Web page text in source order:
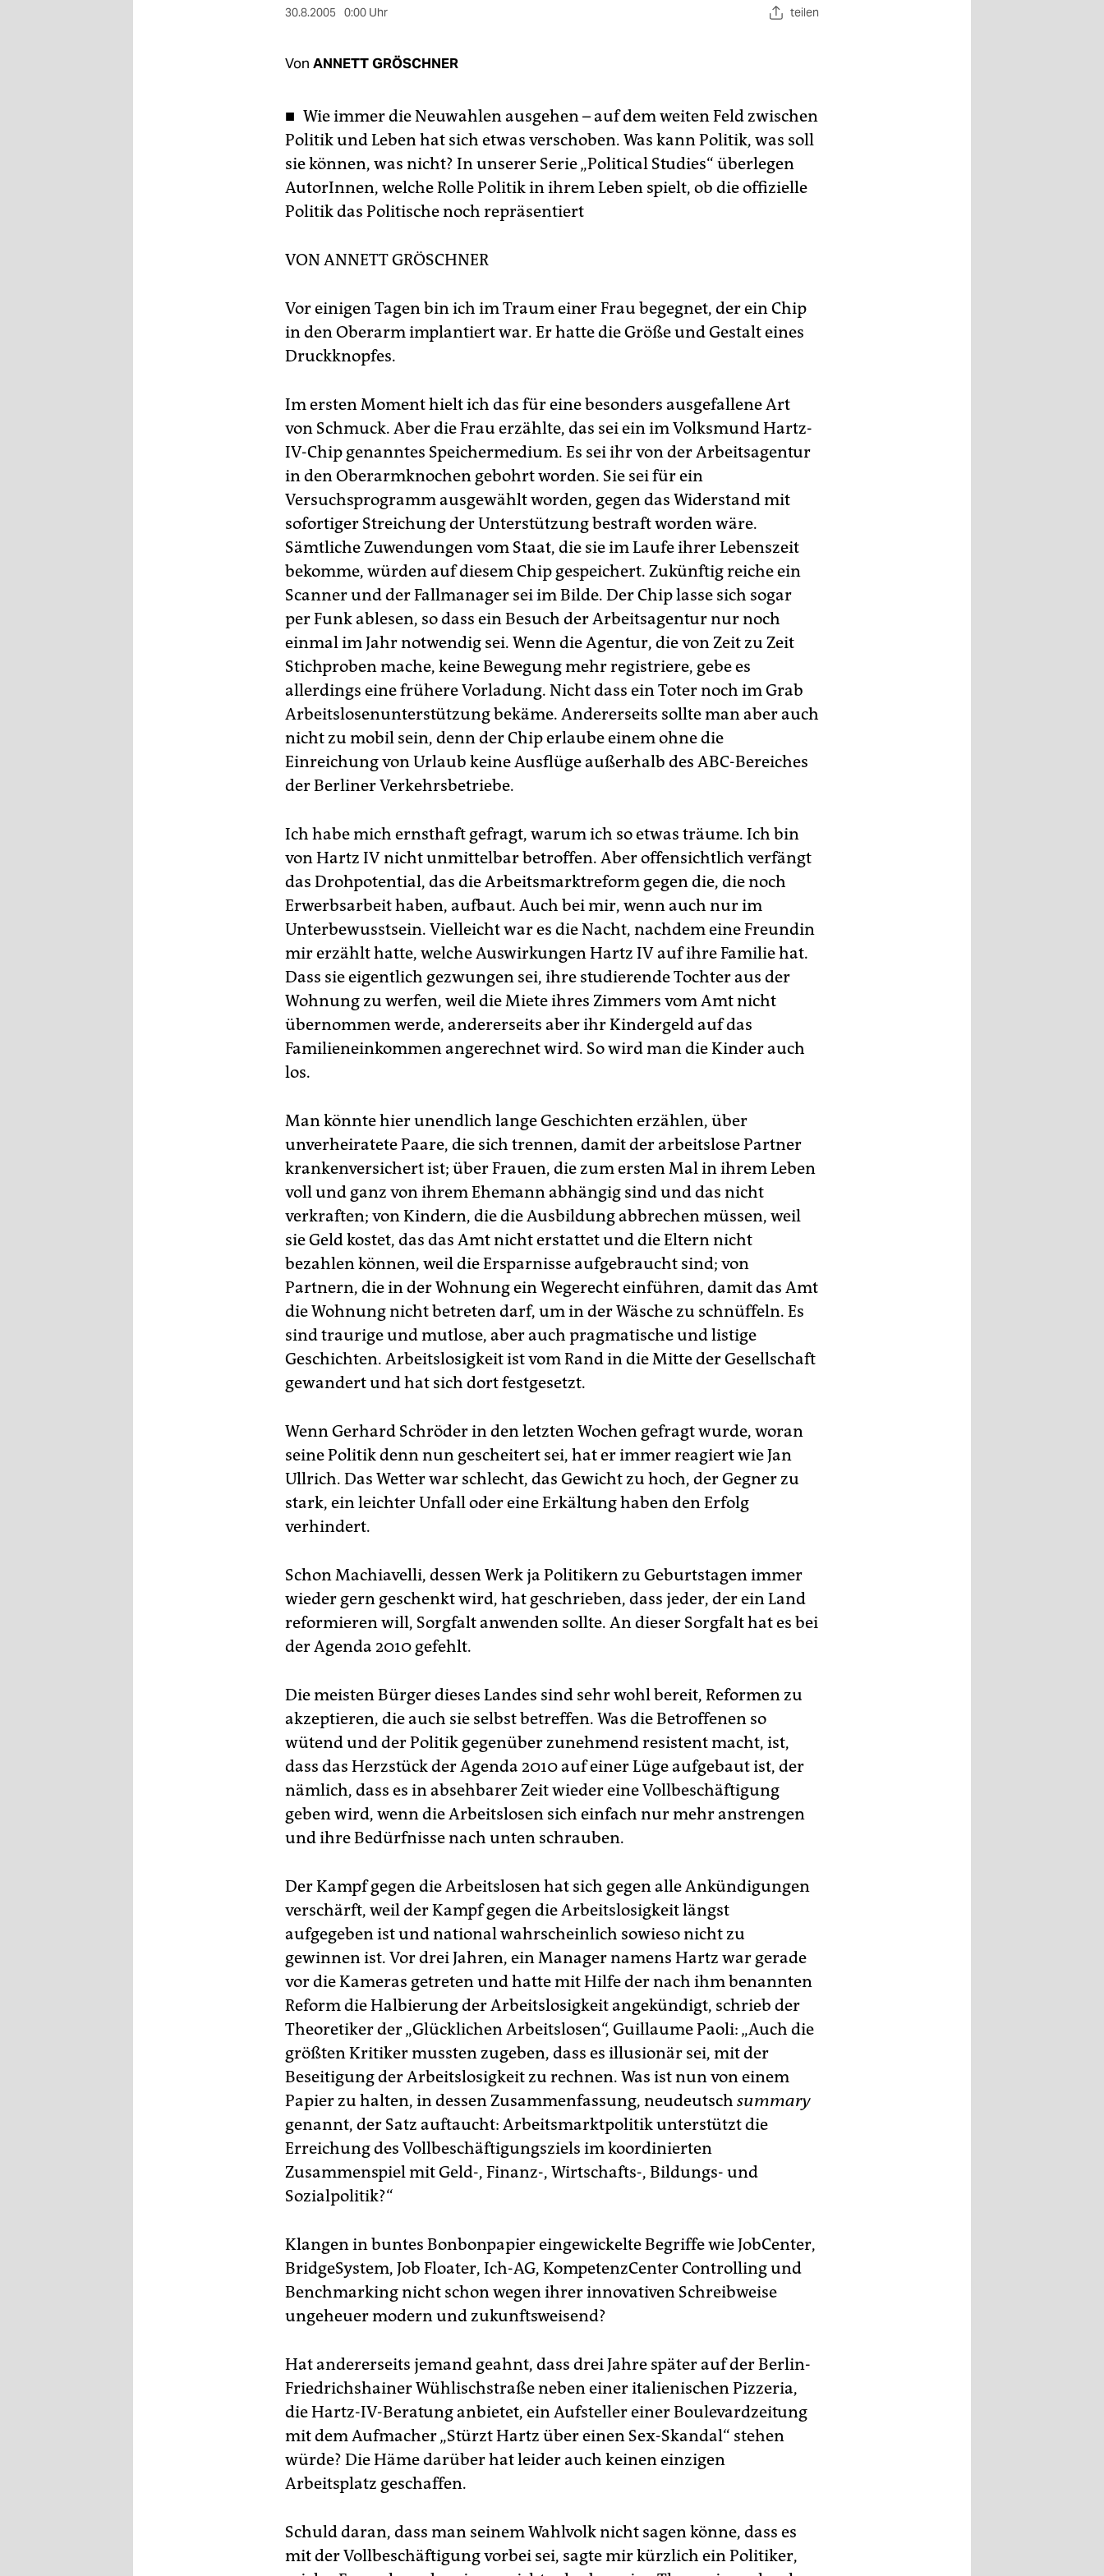
30.8.2005 0:00 Uhr teilen
Von ANNETT GRÖSCHNER
■ Wie immer die Neuwahlen ausgehen – auf dem weiten Feld zwischen
Politik und Leben hat sich etwas verschoben. Was kann Politik, was soll
sie können, was nicht? In unserer Serie „Political Studies“ überlegen
AutorInnen, welche Rolle Politik in ihrem Leben spielt, ob die offizielle
Politik das Politische noch repräsentiert
VON ANNETT GRÖSCHNER
Vor einigen Tagen bin ich im Traum einer Frau begegnet, der ein Chip
in den Oberarm implantiert war. Er hatte die Größe und Gestalt eines
Druckknopfes.
Im ersten Moment hielt ich das für eine besonders ausgefallene Art
von Schmuck. Aber die Frau erzählte, das sei ein im Volksmund Hartz-
IV-Chip genanntes Speichermedium. Es sei ihr von der Arbeitsagentur
in den Oberarmknochen gebohrt worden. Sie sei für ein
Versuchsprogramm ausgewählt worden, gegen das Widerstand mit
sofortiger Streichung der Unterstützung bestraft worden wäre.
Sämtliche Zuwendungen vom Staat, die sie im Laufe ihrer Lebenszeit
bekomme, würden auf diesem Chip gespeichert. Zukünftig reiche ein
Scanner und der Fallmanager sei im Bilde. Der Chip lasse sich sogar
per Funk ablesen, so dass ein Besuch der Arbeitsagentur nur noch
einmal im Jahr notwendig sei. Wenn die Agentur, die von Zeit zu Zeit
Stichproben mache, keine Bewegung mehr registriere, gebe es
allerdings eine frühere Vorladung. Nicht dass ein Toter noch im Grab
Arbeitslosenunterstützung bekäme. Andererseits sollte man aber auch
nicht zu mobil sein, denn der Chip erlaube einem ohne die
Einreichung von Urlaub keine Ausflüge außerhalb des ABC-Bereiches
der Berliner Verkehrsbetriebe.
Ich habe mich ernsthaft gefragt, warum ich so etwas träume. Ich bin
von Hartz IV nicht unmittelbar betroffen. Aber offensichtlich verfängt
das Drohpotential, das die Arbeitsmarktreform gegen die, die noch
Erwerbsarbeit haben, aufbaut. Auch bei mir, wenn auch nur im
Unterbewusstsein. Vielleicht war es die Nacht, nachdem eine Freundin
mir erzählt hatte, welche Auswirkungen Hartz IV auf ihre Familie hat.
Dass sie eigentlich gezwungen sei, ihre studierende Tochter aus der
Wohnung zu werfen, weil die Miete ihres Zimmers vom Amt nicht
übernommen werde, andererseits aber ihr Kindergeld auf das
Familieneinkommen angerechnet wird. So wird man die Kinder auch
los.
Man könnte hier unendlich lange Geschichten erzählen, über
unverheiratete Paare, die sich trennen, damit der arbeitslose Partner
krankenversichert ist; über Frauen, die zum ersten Mal in ihrem Leben
voll und ganz von ihrem Ehemann abhängig sind und das nicht
verkraften; von Kindern, die die Ausbildung abbrechen müssen, weil
sie Geld kostet, das das Amt nicht erstattet und die Eltern nicht
bezahlen können, weil die Ersparnisse aufgebraucht sind; von
Partnern, die in der Wohnung ein Wegerecht einführen, damit das Amt
die Wohnung nicht betreten darf, um in der Wäsche zu schnüffeln. Es
sind traurige und mutlose, aber auch pragmatische und listige
Geschichten. Arbeitslosigkeit ist vom Rand in die Mitte der Gesellschaft
gewandert und hat sich dort festgesetzt.
Wenn Gerhard Schröder in den letzten Wochen gefragt wurde, woran
seine Politik denn nun gescheitert sei, hat er immer reagiert wie Jan
Ullrich. Das Wetter war schlecht, das Gewicht zu hoch, der Gegner zu
stark, ein leichter Unfall oder eine Erkältung haben den Erfolg
verhindert.
Schon Machiavelli, dessen Werk ja Politikern zu Geburtstagen immer
wieder gern geschenkt wird, hat geschrieben, dass jeder, der ein Land
reformieren will, Sorgfalt anwenden sollte. An dieser Sorgfalt hat es bei
der Agenda 2010 gefehlt.
Die meisten Bürger dieses Landes sind sehr wohl bereit, Reformen zu
akzeptieren, die auch sie selbst betreffen. Was die Betroffenen so
wütend und der Politik gegenüber zunehmend resistent macht, ist,
dass das Herzstück der Agenda 2010 auf einer Lüge aufgebaut ist, der
nämlich, dass es in absehbarer Zeit wieder eine Vollbeschäftigung
geben wird, wenn die Arbeitslosen sich einfach nur mehr anstrengen
und ihre Bedürfnisse nach unten schrauben.
Der Kampf gegen die Arbeitslosen hat sich gegen alle Ankündigungen
verschärft, weil der Kampf gegen die Arbeitslosigkeit längst
aufgegeben ist und national wahrscheinlich sowieso nicht zu
gewinnen ist. Vor drei Jahren, ein Manager namens Hartz war gerade
vor die Kameras getreten und hatte mit Hilfe der nach ihm benannten
Reform die Halbierung der Arbeitslosigkeit angekündigt, schrieb der
Theoretiker der „Glücklichen Arbeitslosen“, Guillaume Paoli: „Auch die
größten Kritiker mussten zugeben, dass es illusionär sei, mit der
Beseitigung der Arbeitslosigkeit zu rechnen. Was ist nun von einem
Papier zu halten, in dessen Zusammenfassung, neudeutsch summary
genannt, der Satz auftaucht: Arbeitsmarktpolitik unterstützt die
Erreichung des Vollbeschäftigungsziels im koordinierten
Zusammenspiel mit Geld-, Finanz-, Wirtschafts-, Bildungs- und
Sozialpolitik?“
Klangen in buntes Bonbonpapier eingewickelte Begriffe wie JobCenter,
BridgeSystem, Job Floater, Ich-AG, KompetenzCenter Controlling und
Benchmarking nicht schon wegen ihrer innovativen Schreibweise
ungeheuer modern und zukunftsweisend?
Hat andererseits jemand geahnt, dass drei Jahre später auf der Berlin-
Friedrichshainer Wühlischstraße neben einer italienischen Pizzeria,
die Hartz-IV-Beratung anbietet, ein Aufsteller einer Boulevardzeitung
mit dem Aufmacher „Stürzt Hartz über einen Sex-Skandal“ stehen
würde? Die Häme darüber hat leider auch keinen einzigen
Arbeitsplatz geschaffen.
Schuld daran, dass man seinem Wahlvolk nicht sagen könne, dass es
mit der Vollbeschäftigung vorbei sei, sagte mir kürzlich ein Politiker,